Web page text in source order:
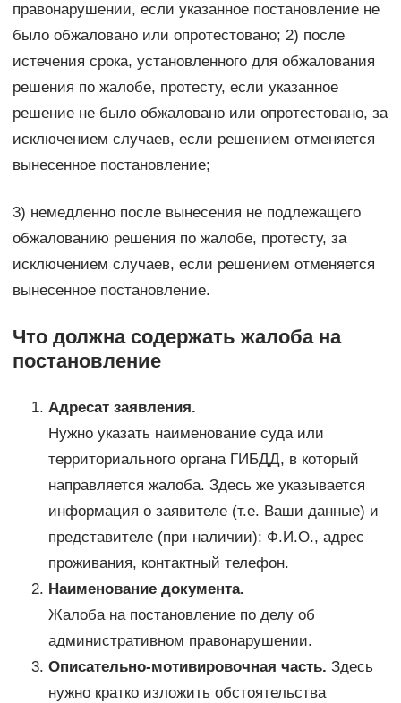
правонарушении, если указанное постановление не
было обжаловано или опротестовано; 2) после
истечения срока, установленного для обжалования
решения по жалобе, протесту, если указанное
решение не было обжаловано или опротестовано, за
исключением случаев, если решением отменяется
вынесенное постановление;
3) немедленно после вынесения не подлежащего
обжалованию решения по жалобе, протесту, за
исключением случаев, если решением отменяется
вынесенное постановление.
Что должна содержать жалоба на
постановление
Адресат заявления.
Нужно указать наименование суда или
территориального органа ГИБДД, в который
направляется жалоба. Здесь же указывается
информация о заявителе (т.е. Ваши данные) и
представителе (при наличии): Ф.И.О., адрес
проживания, контактный телефон.
Наименование документа.
Жалоба на постановление по делу об
административном правонарушении.
Описательно-мотивировочная часть. Здесь
нужно кратко изложить обстоятельства